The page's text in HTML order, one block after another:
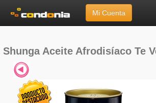
Mi Cuenta
Aceite Afrodisíaco Te
Shunga Aceite Afrodisíaco Te